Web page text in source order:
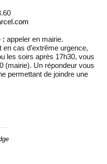
: appeler en mairie.
en cas d’extrême urgence,
les soirs après 17h30, vous
(mairie). Un répondeur vous
permettant de joindre une